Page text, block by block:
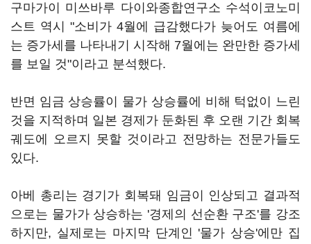
구마가이 미쓰바루 다이와종합연구소 수석이코노미
스트 역시 "소비가 4월에 급감했다가 늦어도 여름에
는 증가세를 나타내기 시작해 7월에는 완만한 증가세
를 보일 것"이라고 분석했다.
반면 임금 상승률이 물가 상승률에 비해 턱없이 느린
것을 지적하며 일본 경제가 둔화된 후 오랜 기간 회복
궤도에 오르지 못할 것이라고 전망하는 전문가들도
있다.
아베 총리는 경기가 회복돼 임금이 인상되고 결과적
으로는 물가가 상승하는 '경제의 선순환 구조'를 강조
하지만, 실제로는 마지막 단계인 '물가 상승'에만 집